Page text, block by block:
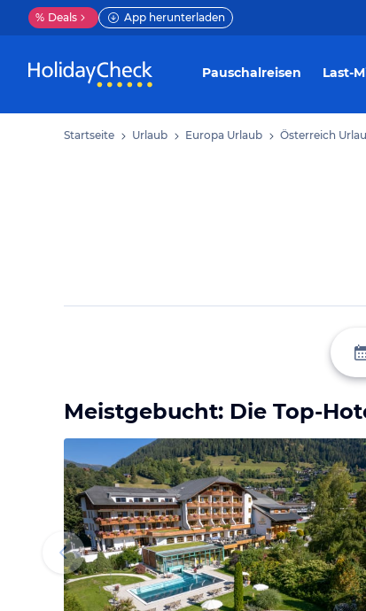
% Deals App herunterladen
Pauschalreisen Last-
Startseite Urlaub Europa Urlaub Österreich
Meistgebucht: Die Top-